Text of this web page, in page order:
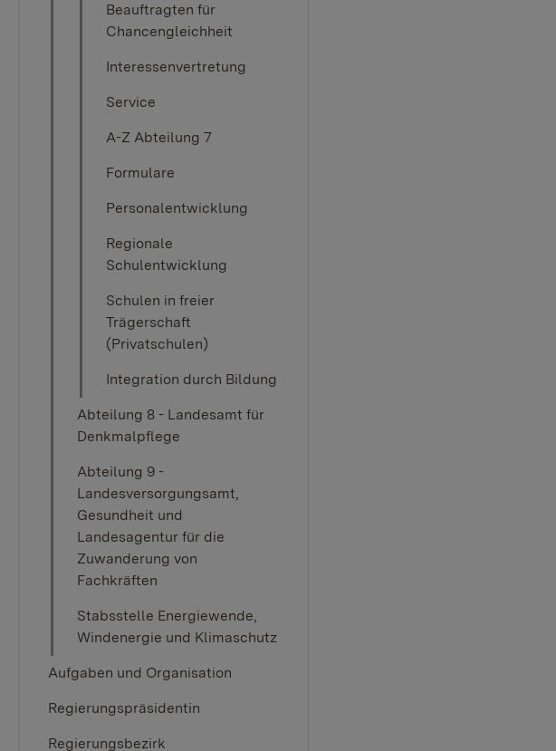
Beauftragten für
Chancengleichheit
Interessenvertretung
Service
A-Z Abteilung 7
Formulare
Personalentwicklung
Regionale
Schulentwicklung
Schulen in freier
Trägerschaft
(Privatschulen)
Integration durch Bildung
Abteilung 8 - Landesamt für
Denkmalpflege
Abteilung 9 -
Landesversorgungsamt,
Gesundheit und
Landesagentur für die
Zuwanderung von
Fachkräften
Stabsstelle Energiewende,
Windenergie und Klimaschutz
Aufgaben und Organisation
Regierungspräsidentin
Regierungsbezirk